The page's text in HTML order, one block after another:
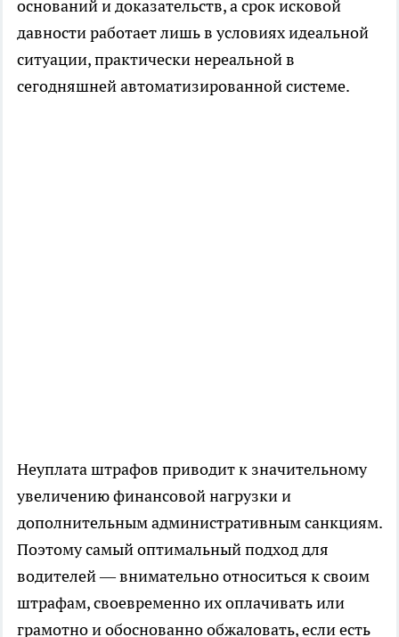
оснований и доказательств, а срок исковой
давности работает лишь в условиях идеальной
ситуации, практически нереальной в
сегодняшней автоматизированной системе.
Неуплата штрафов приводит к значительному
увеличению финансовой нагрузки и
дополнительным административным санкциям.
Поэтому самый оптимальный подход для
водителей — внимательно относиться к своим
штрафам, своевременно их оплачивать или
грамотно и обоснованно обжаловать, если есть